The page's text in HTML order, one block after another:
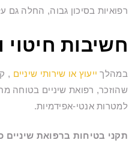
רפואיות בסיכון גבוה, החלה גם
חשיבות חיטוי
במהלך ייעוץ או שירותי שיניים ,
שהוזכר, רפואת שיניים בטוחה
למטרות אנטי-אפידמיות.
תקני בטיחות ברפואת